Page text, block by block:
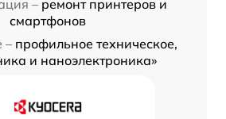
– ремонт принтеров и
смартфонов
– профильное техническое,
и наноэлектроника»